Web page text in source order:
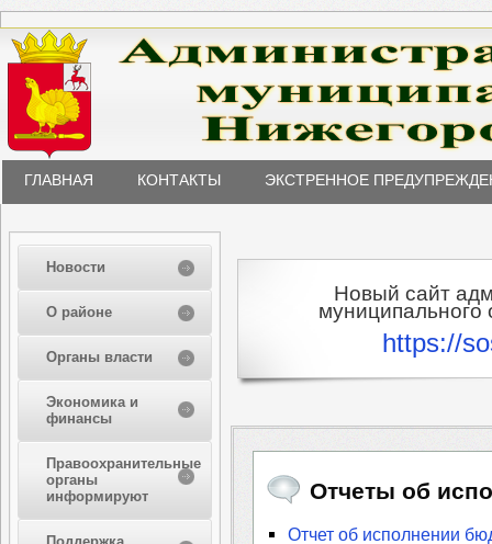
ГЛАВНАЯ КОНТАКТЫ ЭКСТРЕННОЕ
Новости
О районе
Органы власти
Экономика и
финансы
Правоохранительные
органы
информируют
Новый сайт
муниципального
https://
Отчеты об
Отчет об исполнении